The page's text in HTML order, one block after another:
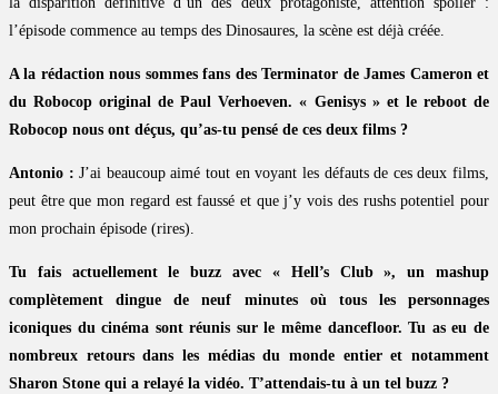
l’épisode commence au temps des Dinosaures, la scène est déjà créée.
A la rédaction nous sommes fans des Terminator de James Cameron et
du Robocop original de Paul Verhoeven. « Genisys » et le reboot de
Robocop nous ont déçus, qu’as-tu pensé de ces deux films ?
Antonio : J’ai beaucoup aimé tout en voyant les défauts de ces deux films,
peut être que mon regard est faussé et que j’y vois des rushs potentiel pour
mon prochain épisode (rires).
Tu fais actuellement le buzz avec « Hell’s Club », un mashup
complètement dingue de neuf minutes où tous les personnages
iconiques du cinéma sont réunis sur le même dancefloor. Tu as eu de
nombreux retours dans les médias du monde entier et notamment
Sharon Stone qui a relayé la vidéo. T’attendais-tu à un tel buzz ?